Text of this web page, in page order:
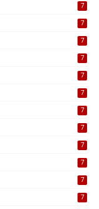
7
7
7
7
7
7
7
7
7
7
7
7